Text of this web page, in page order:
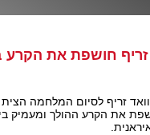
זריף חושפת את
זריף לסיום המלחמה
את הקרע ההולך ומעמיק